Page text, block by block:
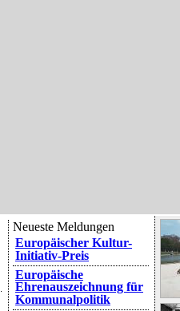
Neueste Meldungen
Europäischer Kultur-
Initiativ-Preis
Europäische
Ehrenauszeichnung für
Kommunalpolitik